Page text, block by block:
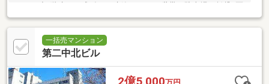
リート造4階建、平成4年3月建築。 3DK×8世帯＋駐車場（賃貸3区
画）
一括売マンション
第二中北ビル
2億5,000